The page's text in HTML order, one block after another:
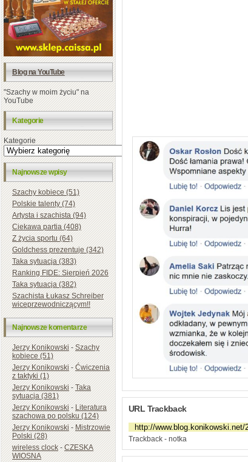
Blog na YouTube
"Szachy w moim życiu" na
YouTube
Kategorie
Kategorie
Najnowsze wpisy
Szachy kobiece (51)
Polskie talenty (74)
Artysta i szachista (94)
Ciekawa partia (408)
Z życia sportu (64)
Goldchess prezentuje (342)
Taka sytuacja (383)
Ranking FIDE: Sierpień 2026
Taka sytuacja (382)
Szachista Łukasz Schreiber
wiceprzewodniczącym!!
Najnowsze komentarze
Jerzy Konikowski-Szachy
kobiece (51)
Jerzy Konikowski-Ćwiczenia
z taktyki (1)
Jerzy Konikowski-Taka
sytuacja (381)
Jerzy Konikowski-Literatura
szachowa po polsku (124)
Jerzy Konikowski-Mistrzowie
Polski (28)
wireless clock-CZESKA
WIOSNA
URL Trackback
Trackback - notka